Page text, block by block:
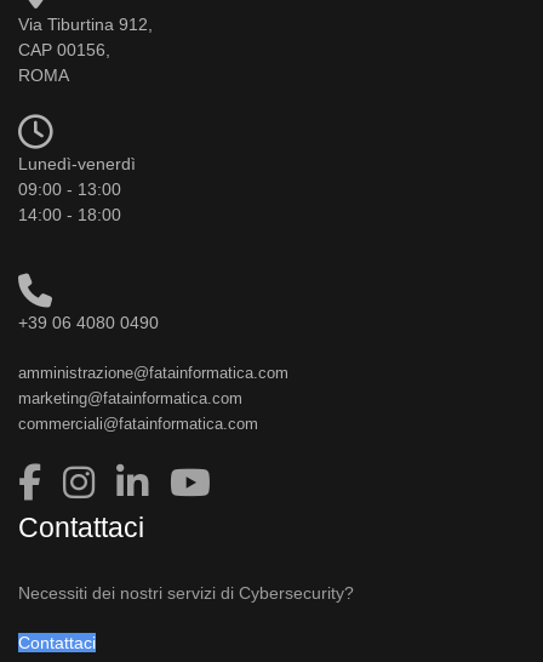
Via Tiburtina 912,
CAP 00156,
ROMA
Lunedì-venerdì
09:00 - 13:00
14:00 - 18:00
+39 06 4080 0490
amministrazione@fatainformatica.com
marketing@fatainformatica.com
commerciali@fatainformatica.com
Contattaci
Necessiti dei nostri servizi di Cybersecurity?
Contattaci